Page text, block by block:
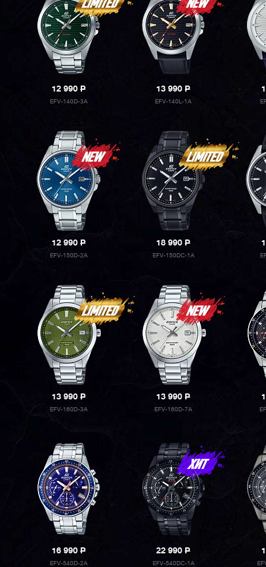
12 990P
EFV-140D-3A
13 990P
EFV-140L-1A
12 990P
EFV-150D-2A
18 990P
EFV-150DC-1A
13 990P
EFV-160D-3A
13 990P
EFV-160D-7A
16 990P
EFV-540D-2A
22 990P
EFV-540DC-1A